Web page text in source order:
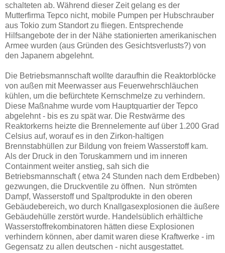
schalteten ab. Während dieser Zeit gelang es der
Mutterfirma Tepco nicht, mobile Pumpen per Hubschrauber
aus Tokio zum Standort zu fliegen. Entsprechende
Hilfsangebote der in der Nähe stationierten amerikanischen
Armee wurden (aus Gründen des Gesichtsverlusts?) von
den Japanern abgelehnt.
Die Betriebsmannschaft wollte daraufhin die Reaktorblöcke
von außen mit Meerwasser aus Feuerwehrschläuchen
kühlen, um die befürchtete Kernschmelze zu verhindern.
Diese Maßnahme wurde vom Hauptquartier der Tepco
abgelehnt - bis es zu spät war. Die Restwärme des
Reaktorkerns heizte die Brennelemente auf über 1.200 Grad
Celsius auf, worauf es in den Zirkon-haltigen
Brennstabhüllen zur Bildung von freiem Wasserstoff kam.
Als der Druck in den Toruskammern und im inneren
Containment weiter anstieg, sah sich die
Betriebsmannschaft ( etwa 24 Stunden nach dem Erdbeben)
gezwungen, die Druckventile zu öffnen. Nun strömten
Dampf, Wasserstoff und Spaltprodukte in den oberen
Gebäudebereich, wo durch Knallgasexplosionen die äußere
Gebäudehülle zerstört wurde. Handelsüblich erhältliche
Wasserstoffrekombinatoren hätten diese Explosionen
verhindern können, aber damit waren diese Kraftwerke - im
Gegensatz zu allen deutschen - nicht ausgestattet.